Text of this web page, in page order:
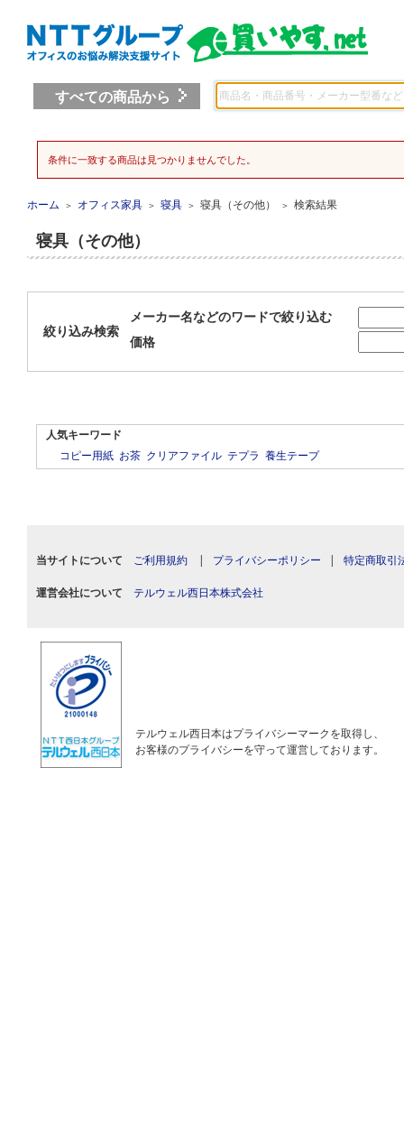
すべての商品から
条件に一致する商品は見つかりませんでした。
ホーム ＞ オフィス家具 ＞ 寝具 ＞ 寝具（その他） ＞ 検索結果
寝具（その他）
絞り込み検索
メーカー名などのワードで絞り込む
価格
人気キーワード
コピー用紙 お茶 クリアファイル テプラ 養生テープ
当サイトについて ご利用規約 | プライバシーポリシー | 特定商取引
運営会社について テルウェル西日本株式会社
テルウェル西日本はプライバシーマークを取得し、
お客様のプライバシーを守って運営しております。